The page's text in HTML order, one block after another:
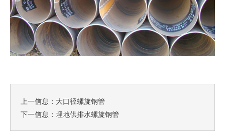
上一信息： 大口径螺旋钢管
下一信息： 埋地供排水螺旋钢管